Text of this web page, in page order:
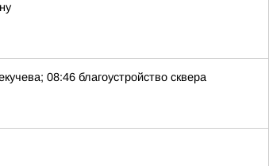
08:46 благоустройство сквера